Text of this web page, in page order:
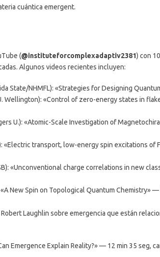
cuántica emergent.
(@instituteforcomplexadaptiv2381) con
Algunos videos recientes incluyen:
State/NHMFL): «Strategies for Designing
Wellington): «Control of zero-energy states in
U.): «Atomic-Scale Investigation of
«Electric transport, low-energy spin excitations of
«Unconventional charge correlations in new
«A New Spin on Topological Quantum Chemistry» —
Laughlin sobre emergencia que están
Emergence Explain Reality?» — 12 min 35 seg,